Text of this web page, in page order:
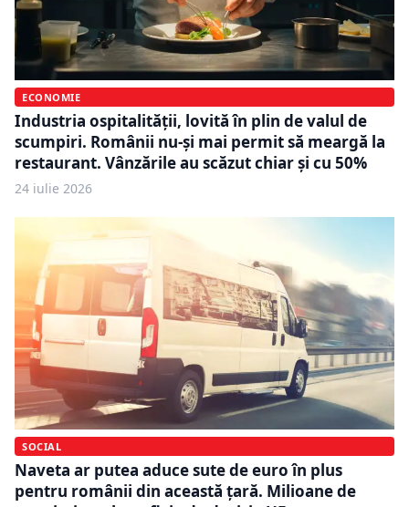
ECONOMIE
Industria ospitalității, lovită în plin de valul de
scumpiri. Românii nu-și mai permit să meargă la
restaurant. Vânzările au scăzut chiar și cu 50%
24 iulie 2026
SOCIAL
Naveta ar putea aduce sute de euro în plus
pentru românii din această țară. Milioane de